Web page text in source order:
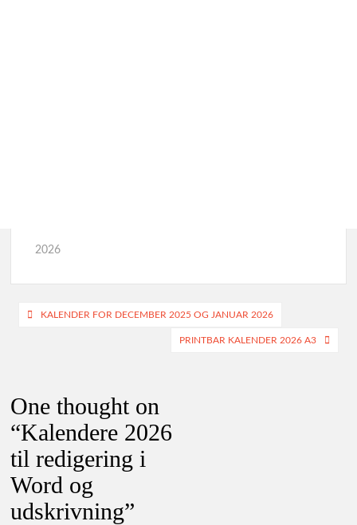
2026
Indlægsnavigation
KALENDER FOR DECEMBER 2025 OG JANUAR 2026
PRINTBAR KALENDER 2026 A3
One thought on
“Kalendere 2026
til redigering i
Word og
udskrivning”